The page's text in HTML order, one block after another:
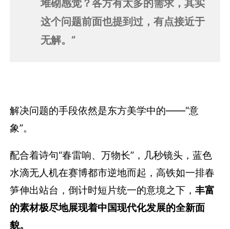
堆砌感觉？各方有太多的需求，其实
这个问题前面也提到过，有点接近于
无解。”
解决问题的手段依然是东方美学中的——“意
象”。
配合着诗句“春雷响、万物长”，几秒镜头，蓝色
水滴无人机在赛博都市逆地而起，高铁如一排春
笋伸出站台，倒计时短片统一的意境之下，丰富
的素材极尽地展现着中国现代化发展的全新面
貌。